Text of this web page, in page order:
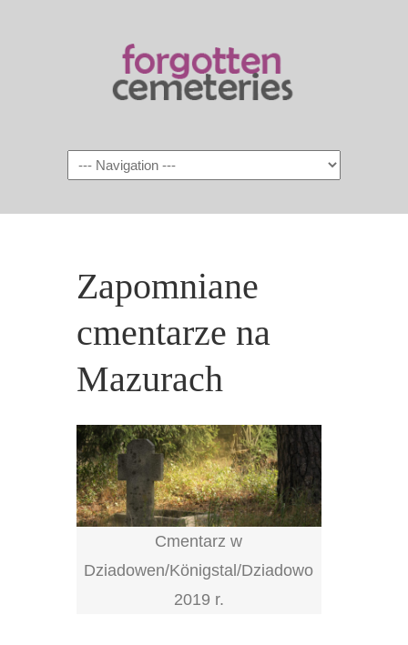
Navigation
Zapomniane
cmentarze na
Mazurach
Cmentarz w
Dziadowen/Königstal/Dziadowo
2019 r.